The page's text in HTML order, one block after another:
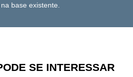
base existente.
SE INTERESSAR